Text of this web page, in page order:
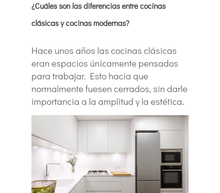
¿Cuáles son las diferencias entre cocinas
clásicas y cocinas modernas?
Hace unos años las cocinas clásicas
eran espacios únicamente pensados
para trabajar. Esto hacía que
normalmente fuesen cerrados, sin darle
importancia a la amplitud y la estética.